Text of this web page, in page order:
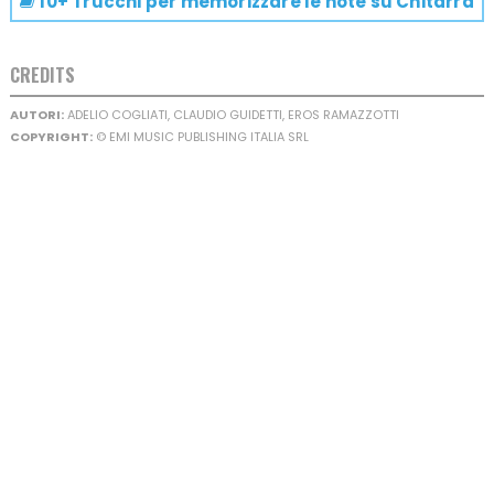
CREDITS
AUTORI:ADELIO COGLIATI, CLAUDIO GUIDETTI, EROS RAMAZZOTTI
COPYRIGHT:© EMI MUSIC PUBLISHING ITALIA SRL